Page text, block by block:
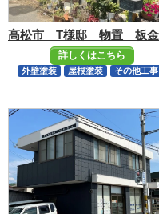
詳しくはこちら
外壁塗装 屋根塗装 その他工事